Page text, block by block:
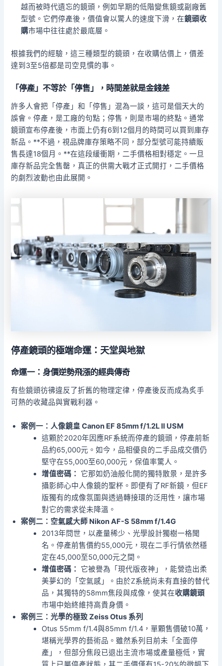
越而被時代遺忘的鏡頭，例如早期的低階變焦鏡或副廠舊
型號。它們停產後，價值會以驚人的速度下滑，在鏡頭收
購市場中往往處於最底層。
根據我們的經驗，這三種類型的鏡頭，在收購估價上，價差
達到3至5倍都是司空見慣的事。
「停產」不等於「停售」，時間差就是金錢差
許多人會把「停產」和「停售」混為一談，這可是個天大的
誤會。停產，是工廠的句點；停售，則是市場的終點。通常
鏡頭宣布停產後，市面上仍有6到12個月的時間可以買到庫存
新品。**不過，視品牌庫存策略不同，部分型號可能持續販
售長達18個月。**在這段緩衝期，二手價格相對穩定。一旦
庫存新品完全售罄，真正的供需大戰才正式開打，二手價格
的劇烈波動也由此展開。
停產鏡頭的極端命運：天堂與地獄
命運一：身價逆勢飛漲的經典傳奇
有些鏡頭彷彿違反了折舊的物理定律，停產後反而成為炙手
可熱的收藏品與實戰利器。
案例一：人像鏡皇 Canon EF 85mm f/1.2L II USM
這顆於2020年因應RF系統而停產的鏡頭，停產前新
品約65,000元。如今，品相優良的二手品成交價仍
堅守在55,000至60,000元，保值率驚人。
增值密碼：
它那如奶油般化開的獨特散景，是許多
攝影師心中人像鏡的聖杯。即便有了RF新鏡，但EF
版獨有的成像氛圍與透過轉接環的泛用性，讓市場
對它的需求從未降溫。
案例二：空氣感大師 Nikon AF-S 58mm f/1.4G
2013年問世，以產量稀少、光學設計獨樹一格聞
名。停產前售價約55,000元，現在二手行情依然穩
定在45,000至50,000元之間。
增值密碼：
它被譽為「現代版夜神」，能營造出柔
美夢幻的「空氣感」。由於Z系統尚未有直接的替代
品，其獨特的58mm焦段與成像，使其在收購鏡頭
市場中始終維持高貴身價。
案例三：光學的極致 Zeiss Otus 系列
Otus 55mm f/1.4與85mm f/1.4，單顆售價破10萬，
堪稱光學界的藝術品。雖然系列目前未「全面停
產」，但部分焦段已退出主流市場或產量極低，實